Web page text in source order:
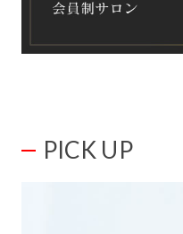
PICK UP